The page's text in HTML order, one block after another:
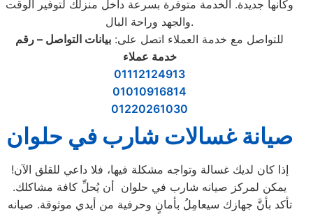
وكأنها جديدة. الخدمة متوفرة بسرعة داخل منزلك لتوفير الوقت
والجهد وراحة البال.
للتواصل مع خدمة العملاء اتصل على: بيانات التواصل – رقم
خدمة عملاء
01112124913
01010916814
01220261030
صيانة غسالات شارب في حلوان
إذا كان لديك غسالة وتواجه مشكلة فيها، فلا داعي للقلق الآن!
يمكن لمركز صيانه شارب في حلوان أن يُحلِّ كافة مشاكلك.
تأكد بأنَّ جهازك سيعامِلُ بأمانٍ وحرفية من أيدي موثوقة. صيانه